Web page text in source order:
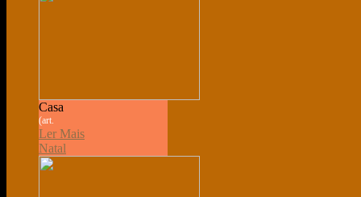
Casa
(art.
Ler Mais
Natal